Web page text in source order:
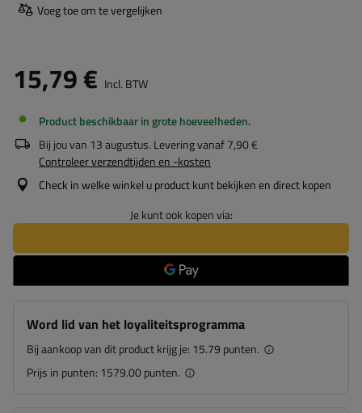
Voeg toe om te vergelijken
15,79 € Incl. BTW
Product beschikbaar in grote hoeveelheden
Bij jou van 13 augustus. Levering vanaf7,90 €
Controleer verzendtijden en -kosten
Check in welke winkel u product kunt bekijken en direct kopen
Je kunt ook kopen via:
Word lid van het loyaliteitsprogramma
Bij aankoop van dit product krijg je: 15.79 punten.
Prijs in punten: 1579.00 punten.